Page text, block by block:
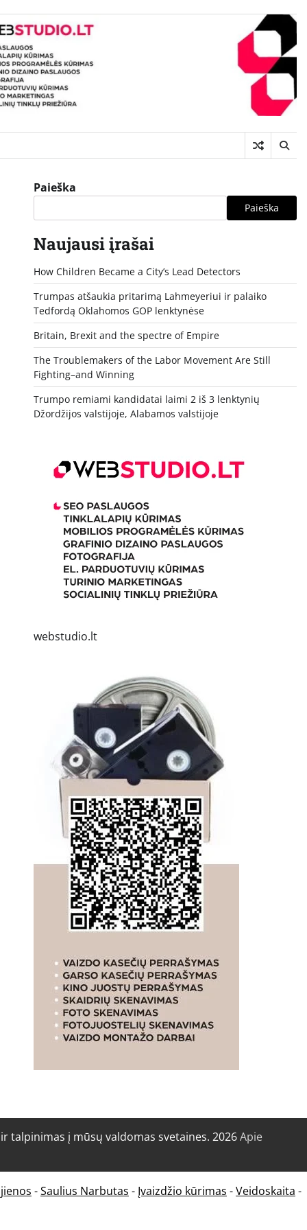
Paieška
Paieška
Naujausi įrašai
How Children Became a City’s Lead Detectors
Trumpas atšaukia pritarimą Lahmeyeriui ir palaiko
Tedfordą Oklahomos GOP lenktynėse
Britain, Brexit and the spectre of Empire
The Troublemakers of the Labor Movement Are Still
Fighting–and Winning
Trumpo remiami kandidatai laimi 2 iš 3 lenktynių
Džordžijos valstijoje, Alabamos valstijoje
webstudio.lt
talpinimas į mūsų valdomas svetaines. 2026Apie
-Saulius Narbutas - Įvaizdžio kūrimas -Veidoskaita -